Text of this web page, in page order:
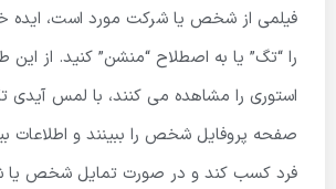
فیلمی از شخص یا شرکت مورد است، ایده
را “تگ” یا به اصطلاح “منشن” کنید. از
استوری را مشاهده می کنند، با لمس آیدی
صفحه پروفایل شخص را ببینند و اطلاعات
فرد کسب کند و در صورت تمایل شخص یا